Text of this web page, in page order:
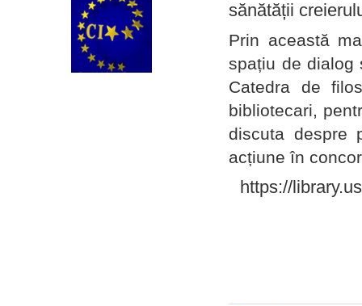
sănătății
Prin această
spațiu de dialog
Catedra de
bibliotecari,
discuta despre
acțiune în
https://